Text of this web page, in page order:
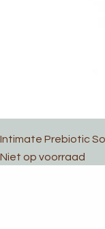
Intimate Prebiotic
Niet op voorraad